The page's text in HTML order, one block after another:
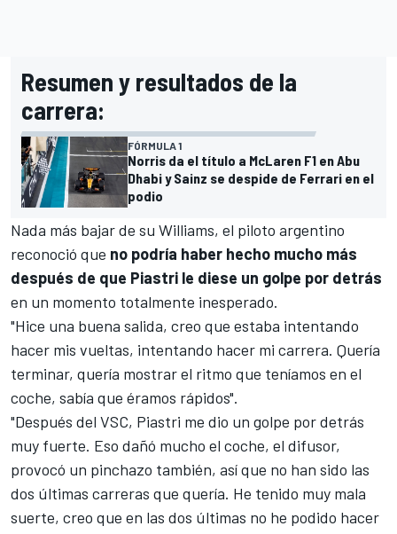
Resumen y resultados de la
carrera:
FÓRMULA 1
Norris da el título a McLaren F1 en Abu
Dhabi y Sainz se despide de Ferrari en el
podio
Nada más bajar de su Williams, el piloto argentino
reconoció que no podría haber hecho mucho más
después de que Piastri le diese un golpe por detrás
en un momento totalmente inesperado.
"Hice una buena salida, creo que estaba intentando
hacer mis vueltas, intentando hacer mi carrera. Quería
terminar, quería mostrar el ritmo que teníamos en el
coche, sabía que éramos rápidos".
"Después del VSC, Piastri me dio un golpe por detrás
muy fuerte. Eso dañó mucho el coche, el difusor,
provocó un pinchazo también, así que no han sido las
dos últimas carreras que quería. He tenido muy mala
suerte, creo que en las dos últimas no he podido hacer